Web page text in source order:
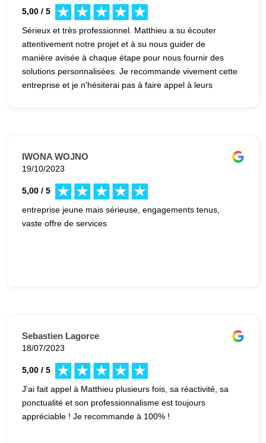
5,00 / 5
Sérieux et très professionnel. Matthieu a su écouter
attentivement notre projet et à su nous guider de
manière avisée à chaque étape pour nous fournir des
solutions personnalisées. Je recommande vivement cette
entreprise et je n'hésiterai pas à faire appel à leurs
IWONA WOJNO
19/10/2023
5,00 / 5
entreprise jeune mais sérieuse, engagements tenus,
vaste offre de services
Sebastien Lagorce
18/07/2023
5,00 / 5
J'ai fait appel à Matthieu plusieurs fois, sa réactivité, sa
ponctualité et son professionnalisme est toujours
appréciable ! Je recommande à 100% !